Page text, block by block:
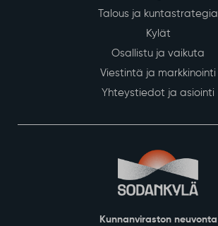
Talous ja kuntastrategia
Kylät
Osallistu ja vaikuta
Viestintä ja markkinointi
Yhteystiedot ja asiointi
Kunnanviraston neuvonta